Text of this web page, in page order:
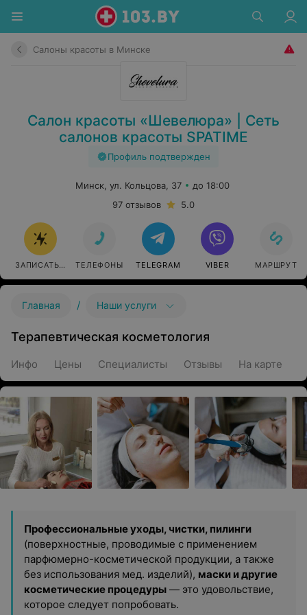
Салоны красоты в Минске
Салон красоты «Шевелюра» | Сеть
салонов красоты SPATIME
Профиль подтвержден
Минск, ул. Кольцова, 37
до 18:00
97 отзывов
5.0
ЗАПИСАТЬСЯ ТЕЛЕФОНЫ TELEGRAM VIBER МАРШРУТ
Главная / Наши услуги
Терапевтическая косметология
Инфо Цены Специалисты Отзывы На карте
Профессиональные уходы, чистки, пилинги
(поверхностные, проводимые с применением
парфюмерно-косметической продукции, а также
без использования мед. изделий), маски и другие
косметические процедуры — это удовольствие,
которое следует попробовать.